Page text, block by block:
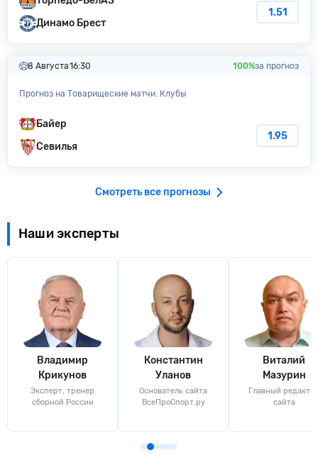
Динамо Брест
1.51
8 Августа16:30 100%за прогноз
Прогноз на Товарищеские матчи. Клубы
Байер
Севилья
1.95
Смотреть все прогнозы
Наши эксперты
Владимир
Крикунов
Эксперт, тренер
сборной России
Константин
Уланов
Основатель сайта
ВсеПроСпорт.ру
Виталий
Мазурин
Главный
сайта